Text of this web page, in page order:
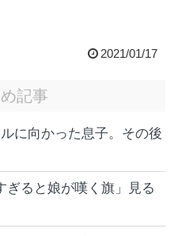
2021/01/17
記事
に向かった息子。その後
ぎると娘が嘆く旗」見る